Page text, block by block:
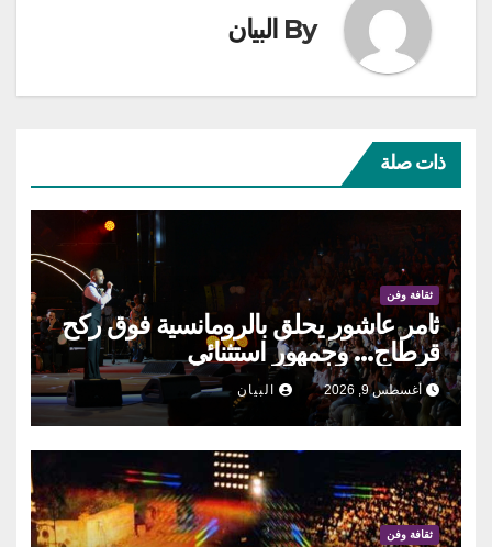
By البيان
ذات صلة
ثقافة وفن
ثامر عاشور يحلق بالرومانسية فوق ركح
قرطاج… وجمهور استثنائي
أغسطس 9, 2026 البيان
ثقافة وفن